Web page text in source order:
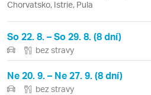
Chorvatsko, Istrie, Pula
So 22. 8. – So 29. 8. (8 dní)
bez stravy
Ne 20. 9. – Ne 27. 9. (8 dní)
bez stravy